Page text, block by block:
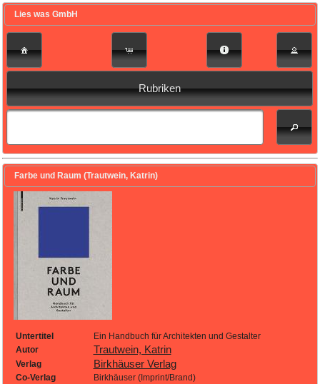
Lies was GmbH
Rubriken
Farbe und Raum (Trautwein, Katrin)
Untertitel
Ein Handbuch für Architekten und Gestalter
Autor
Trautwein, Katrin
Verlag Birkhäuser Verlag
Co-Verlag
Birkhäuser (Imprint/Brand)